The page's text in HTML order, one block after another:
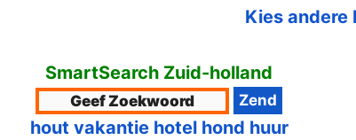
Kies andere
SmartSearch Zuid-holland
hout vakantie hotel hond huur